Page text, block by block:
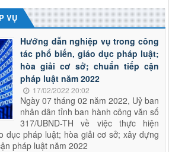
2025
VỤ
Hướng dẫn nghiệp vụ trong công
tác phổ biến, giáo dục pháp luật;
hòa giải cơ sở; chuẩn tiếp cận
pháp luật năm 2022
17/02/2022 20:02
Ngày 07 tháng 02 năm 2022, Uỷ ban
nhân dân tỉnh ban hành công văn số
317/UBND-TH về việc thực hiện
dục pháp luật; hòa giải cơ sở; xây dựng
pháp luật năm 2022